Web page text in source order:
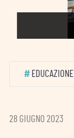
# EDUCAZIONE
28 GIUGNO 2023